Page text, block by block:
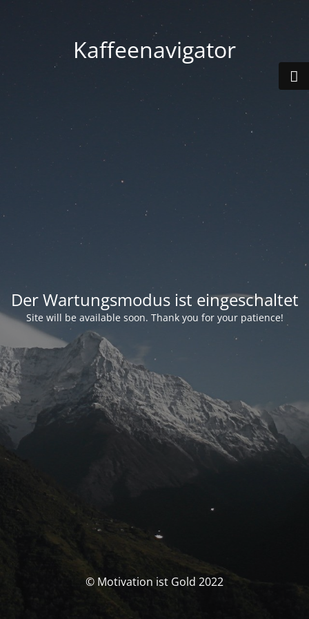
Kaffeenavigator
Der Wartungsmodus ist eingeschaltet
Site will be available soon. Thank you for your patience!
© Motivation ist Gold 2022